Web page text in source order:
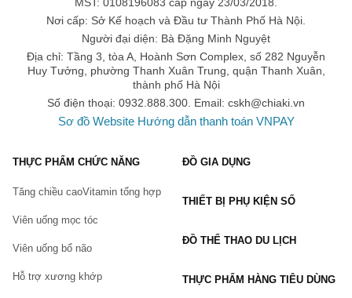
Nơi cấp: Sở Kế hoạch và Đầu tư Thành Phố Hà Nội.
Người đại diện: Bà Đặng Minh Nguyệt
Địa chỉ: Tầng 3, tòa A, Hoành Sơn Complex, số 282 Nguyễn
Huy Tưởng, phường Thanh Xuân Trung, quận Thanh Xuân,
thành phố Hà Nội
Số điện thoại: 0932.888.300. Email: cskh@chiaki.vn
Sơ đồ Website Hướng dẫn thanh toán VNPAY
THỰC PHẨM CHỨC NĂNG
Tăng chiều caoVitamin tổng hợp
Viên uống mọc tóc
Viên uống bổ não
Hỗ trợ xương khớp
ĐỒ GIA DỤNG
THIẾT BỊ PHỤ KIỆN SỐ
ĐỒ THỂ THAO DU LỊCH
THỰC PHẨM HÀNG TIÊU DÙNG